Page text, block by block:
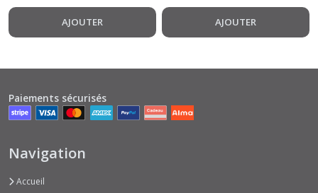
AJOUTER AJOUTER
Paiements sécurisés
Navigation
Accueil